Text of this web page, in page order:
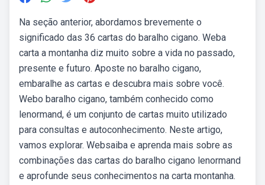
Na seção anterior, abordamos brevemente o
significado das 36 cartas do baralho cigano. Weba
carta a montanha diz muito sobre a vida no passado,
presente e futuro. Aposte no baralho cigano,
embaralhe as cartas e descubra mais sobre você.
Webo baralho cigano, também conhecido como
lenormand, é um conjunto de cartas muito utilizado
para consultas e autoconhecimento. Neste artigo,
vamos explorar. Websaiba e aprenda mais sobre as
combinações das cartas do baralho cigano lenormand
e aprofunde seus conhecimentos na carta montanha.